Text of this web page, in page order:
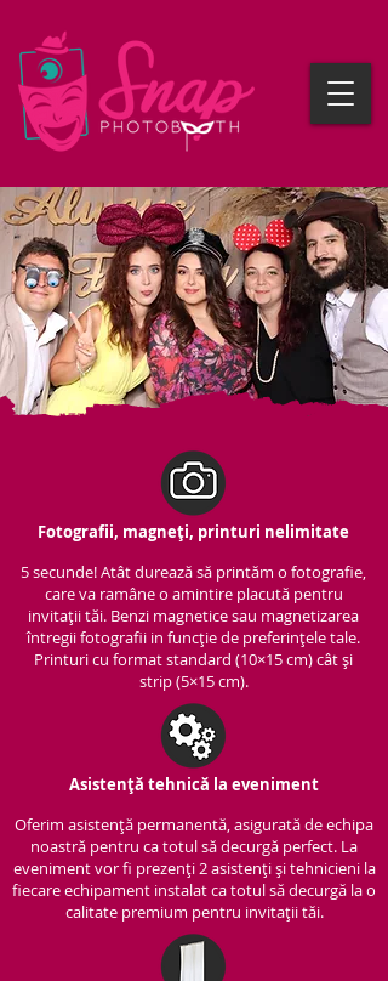
Fotografii, magneți, printuri nelimitate
5 secunde! Atât durează să printăm o fotografie,
care va ramâne o amintire placută pentru
invitații tăi. Benzi magnetice sau magnetizarea
întregii fotografii in funcție de preferințele tale.
Printuri cu format standard (10×15 cm) cât și
strip (5×15 cm).
Asistență tehnică la eveniment
Oferim asistență permanentă, asigurată de echipa
noastră pentru ca totul să decurgă perfect. La
eveniment vor fi prezenți 2 asistenți și tehnicieni la
fiecare echipament instalat ca totul să decurgă la o
calitate premium pentru invitații tăi.